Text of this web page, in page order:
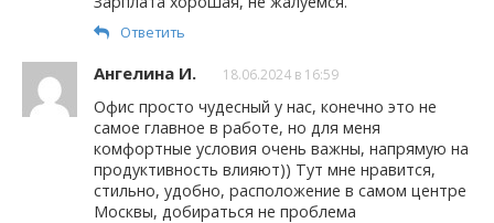
Ответить
Ангелина И. 18.06.2024 в 16:59
Офис просто чудесный у нас, конечно это не
самое главное в работе, но для меня
комфортные условия очень важны, напрямую на
продуктивность влияют)) Тут мне нравится,
стильно, удобно, расположение в самом центре
Москвы, добираться не проблема